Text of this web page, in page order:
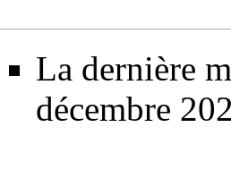
La dernière
décembre